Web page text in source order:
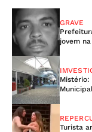
GRAVE
jovem
Turista